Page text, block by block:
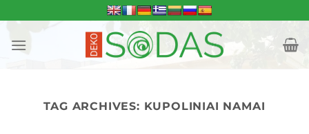
to
content
TAG ARCHIVES: KUPOLINIAI NAMAI